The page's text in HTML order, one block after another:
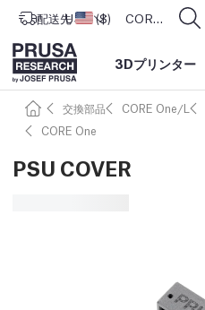
配送先 アメリカ合衆国
USD ($) CORE One L: Now In Stock!
3Dプリンター
交換部品 CORE One/L
CORE One
PSU COVER